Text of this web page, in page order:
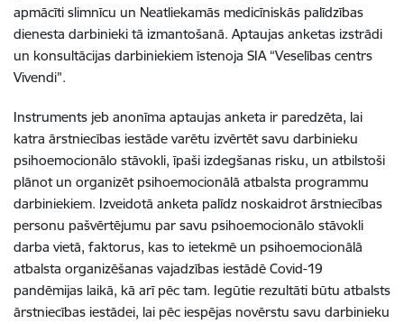
apmācīti slimnīcu un Neatliekamās medicīniskās palīdzības
dienesta darbinieki tā izmantošanā. Aptaujas anketas izstrādi
un konsultācijas darbiniekiem īstenoja SIA “Veselības centrs
Vivendi”.
Instruments jeb anonīma aptaujas anketa ir paredzēta, lai
katra ārstniecības iestāde varētu izvērtēt savu darbinieku
psihoemocionālo stāvokli, īpaši izdegšanas risku, un atbilstoši
plānot un organizēt psihoemocionālā atbalsta programmu
darbiniekiem. Izveidotā anketa palīdz noskaidrot ārstniecības
personu pašvērtējumu par savu psihoemocionālo stāvokli
darba vietā, faktorus, kas to ietekmē un psihoemocionālā
atbalsta organizēšanas vajadzības iestādē Covid-19
pandēmijas laikā, kā arī pēc tam. Iegūtie rezultāti būtu atbalsts
ārstniecības iestādei, lai pēc iespējas novērstu savu darbinieku